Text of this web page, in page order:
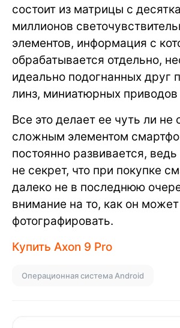
состоит из матрицы с
миллионов
элементов, информация с
обрабатывается отдельно,
идеально подогнанных друг
линз, миниатюрных приводов
Все это делает ее чуть ли
сложным элементом
постоянно развивается,
не секрет, что при покупке
далеко не в последнюю
внимание на то, как он может
фотографировать.
Купить Axon 9 Pro
Операционная система Android